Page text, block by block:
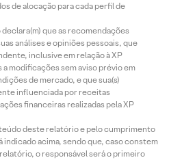
de alocação para cada perfil de
que as recomendações
análises e opiniões pessoais, que
inclusive em relação à XP
modificações sem aviso prévio em
de mercado, e que sua(s)
influenciada por receitas
financeiras realizadas pela XP
deste relatório e pelo cumprimento
indicado acima, sendo que, caso constem
o responsável será o primeiro